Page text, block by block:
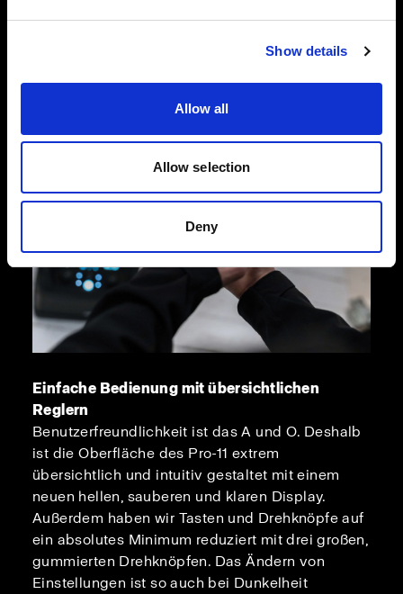
Show details
Allow all
Allow selection
Deny
Einfache Bedienung mit übersichtlichen
Reglern
Benutzerfreundlichkeit ist das A und O. Deshalb
ist die Oberfläche des Pro-11 extrem
übersichtlich und intuitiv gestaltet mit einem
neuen hellen, sauberen und klaren Display.
Außerdem haben wir Tasten und Drehknöpfe auf
ein absolutes Minimum reduziert mit drei großen,
gummierten Drehknöpfen. Das Ändern von
Einstellungen ist so auch bei Dunkelheit